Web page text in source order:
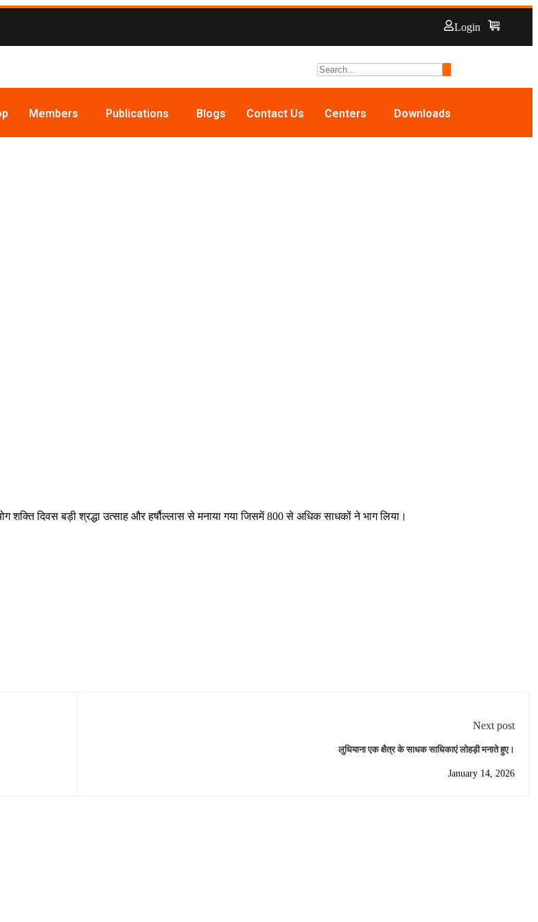
Login
Members Publications Blogs Contact Us Centers Downloads
शक्ति दिवस बड़ी श्रद्धा उत्साह और हर्षौल्लास से मनाया गया जिसमें 800 से अधिक साधकों ने भाग लिया।
Next post
लुधियाना एक क्षैत्र के साधक साधिकाएं लोहड़ी मनाते हुए।
January 14, 2026